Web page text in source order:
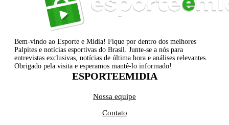
Bem-vindo ao Esporte e Mídia! Fique por dentro dos melhores
Palpites e notícias esportivas do Brasil. Junte-se a nós para
entrevistas exclusivas, notícias de última hora e análises relevantes.
Obrigado pela visita e esperamos mantê-lo informado!
ESPORTEEMIDIA
Nossa equipe
Contato